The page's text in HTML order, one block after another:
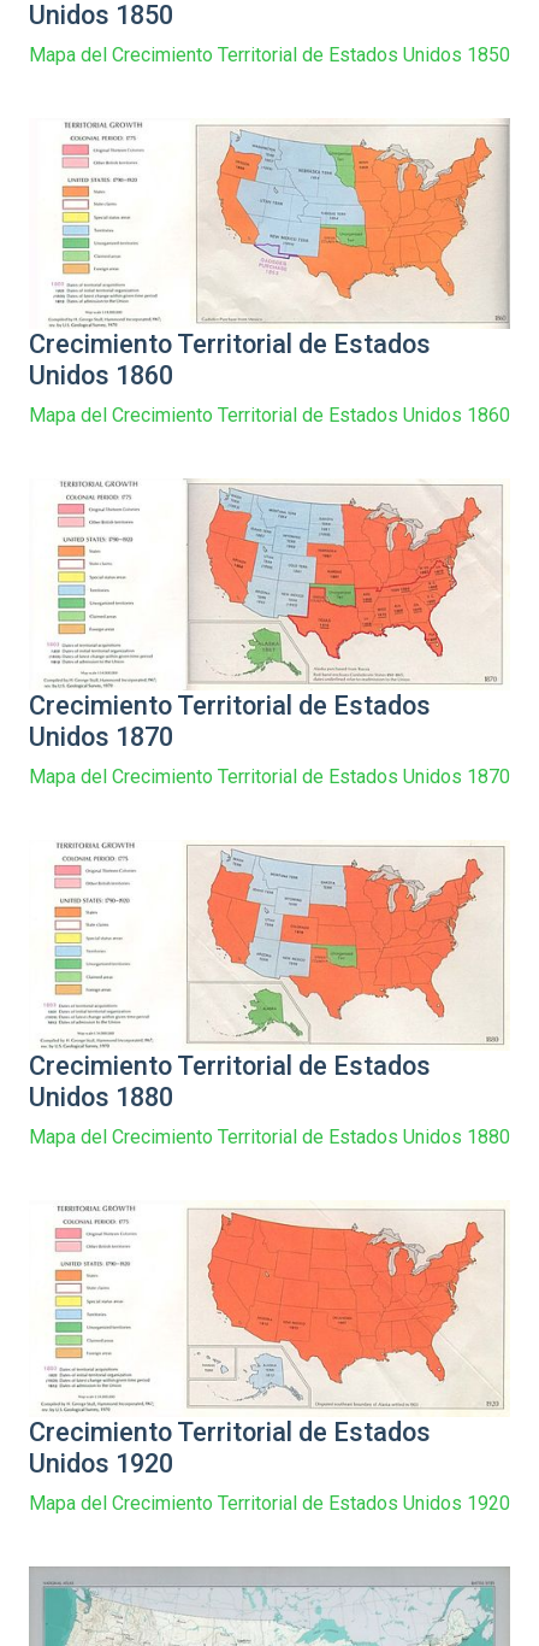
Unidos 1850
Mapa del Crecimiento Territorial de Estados Unidos 1850
Crecimiento Territorial de Estados
Unidos 1860
Mapa del Crecimiento Territorial de Estados Unidos 1860
Crecimiento Territorial de Estados
Unidos 1870
Mapa del Crecimiento Territorial de Estados Unidos 1870
Crecimiento Territorial de Estados
Unidos 1880
Mapa del Crecimiento Territorial de Estados Unidos 1880
Crecimiento Territorial de Estados
Unidos 1920
Mapa del Crecimiento Territorial de Estados Unidos 1920